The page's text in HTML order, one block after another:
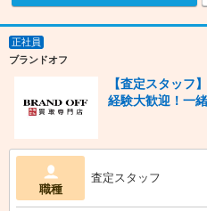
正社員
ブランドオフ
【査定スタッフ
経験大歓迎！一
職種
査定スタッフ